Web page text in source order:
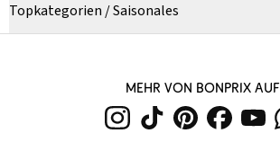
Topkategorien / Saisonales
MEHR VON BONPRIX AUF